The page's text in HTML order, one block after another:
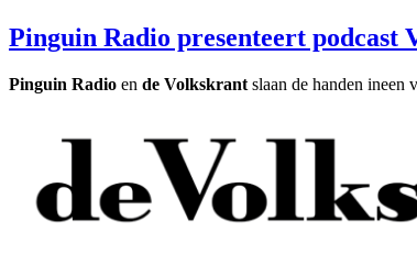
Pinguin Radio presenteert podcast
Pinguin Radio en de Volkskrant slaan de handen ineen